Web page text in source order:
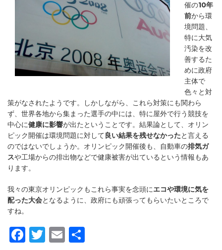
催の10年
前から環
境問題、
特に大気
汚染を改
善するた
めに政府
主体で
色々と対
策がなされたようです。しかしながら、これら対策にも関わら
ず、世界各地から集まった選手の中には、特に屋外で行う競技を
中心に健康に影響が出たということです。結果論として、オリン
ピック開催は環境問題に対して良い結果を残せなかったと言える
のではないでしょうか。オリンピック開催後も、自動車の排気ガ
スや工場からの排出物などで健康被害が出ているという情報もあ
ります。
我々の東京オリンピックもこれら事実を念頭にエコや環境に気を
配った大会となるように、政府にも頑張ってもらいたいところで
すね。
Facebook
Twitter
Email